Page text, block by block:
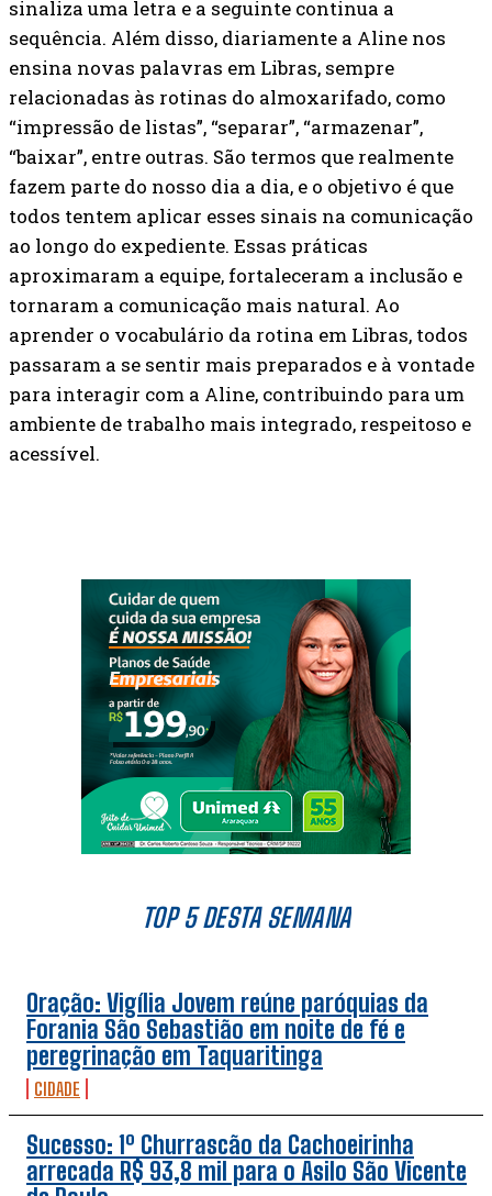
TOP 5 DESTA SEMANA
Oração: Vigília Jovem reúne paróquias da
Forania São Sebastião em noite de fé e
peregrinação em Taquaritinga
CIDADE
Sucesso: 1º Churrascão da Cachoeirinha
arrecada R$ 93,8 mil para o Asilo São Vicente
sinaliza uma letra e a seguinte continua a
sequência. Além disso, diariamente a Aline nos
ensina novas palavras em Libras, sempre
relacionadas às rotinas do almoxarifado, como
“impressão de listas”, “separar”, “armazenar”,
“baixar”, entre outras. São termos que realmente
fazem parte do nosso dia a dia, e o objetivo é que
todos tentem aplicar esses sinais na comunicação
ao longo do expediente. Essas práticas
aproximaram a equipe, fortaleceram a inclusão e
tornaram a comunicação mais natural. Ao
aprender o vocabulário da rotina em Libras, todos
passaram a se sentir mais preparados e à vontade
para interagir com a Aline, contribuindo para um
ambiente de trabalho mais integrado, respeitoso e
acessível.